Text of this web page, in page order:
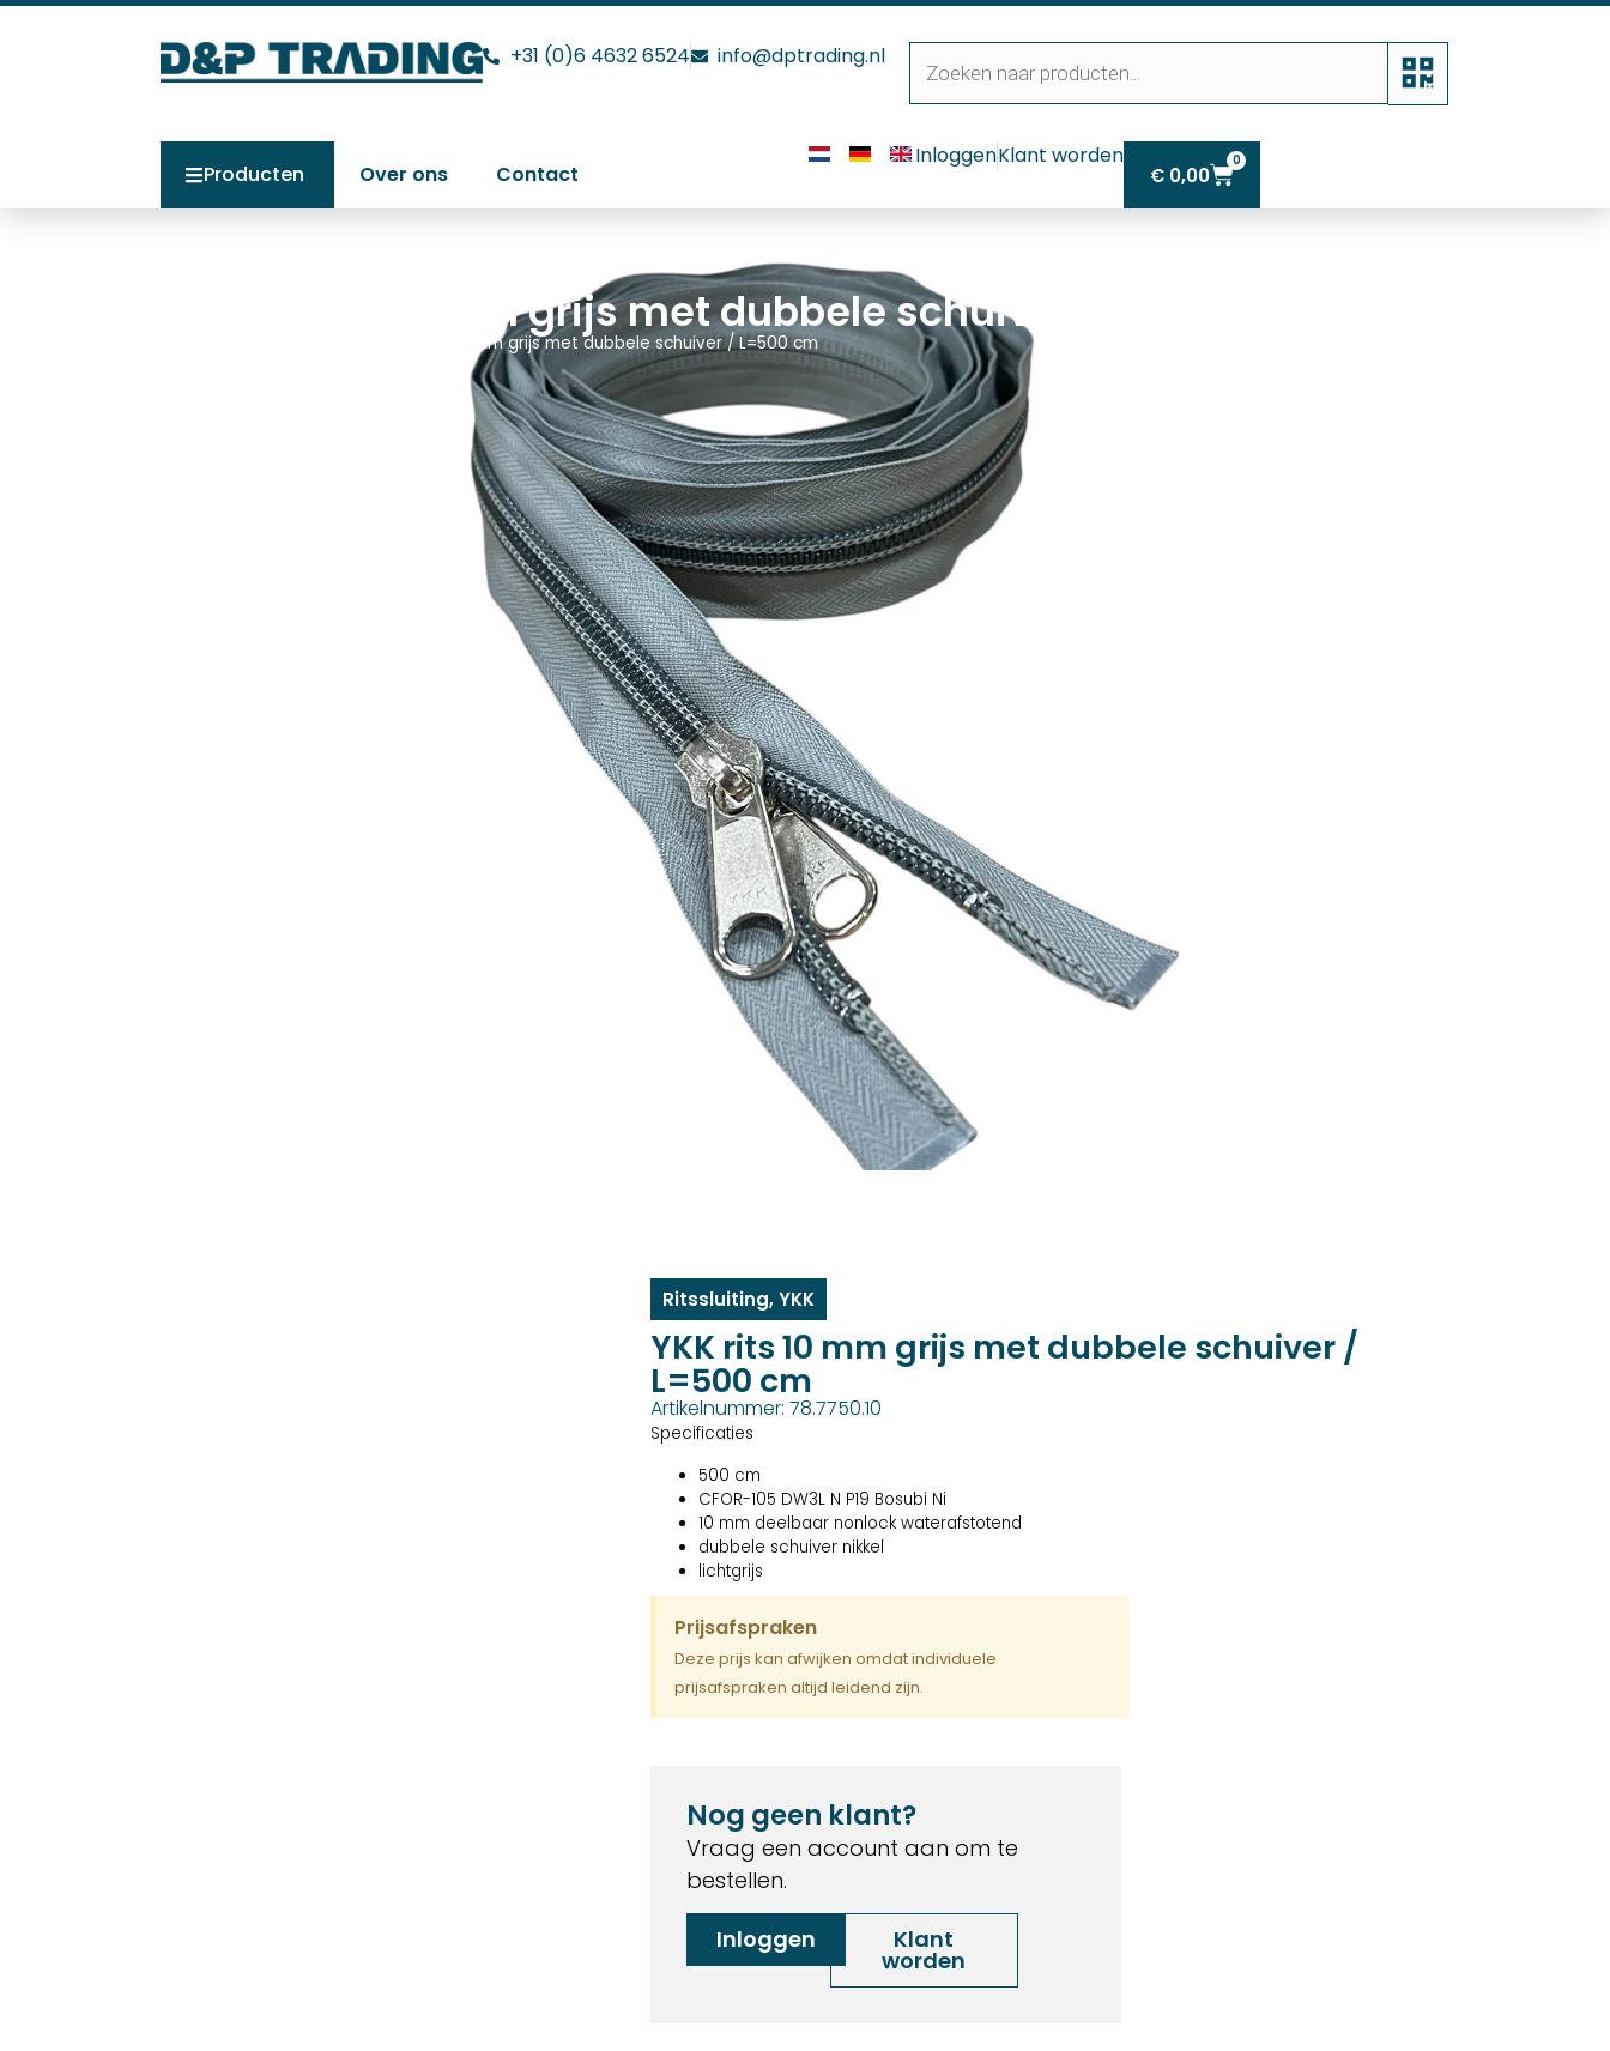
+31 (0)6 4632 6524 info@dptrading.nl
Producten Over ons Contact
InloggenKlant worden
€ 0,00
0
YKK rits 10 mm grijs met dubbele schuiver / L=500 cm
YKK rits 10 mm grijs met dubbele schuiver / L=500 cm
Ritssluiting,YKK
YKK rits 10 mm grijs met dubbele schuiver /
L=500 cm
Artikelnummer: 78.7750.10
Specificaties
500 cm
CFOR-105 DW3L N P19 Bosubi Ni
10 mm deelbaar nonlock waterafstotend
dubbele schuiver nikkel
lichtgrijs
Prijsafspraken
Deze prijs kan afwijken omdat individuele
prijsafspraken altijd leidend zijn.
Nog geen klant?
Vraag een account aan om te
bestellen.
Inloggen
Klant
worden